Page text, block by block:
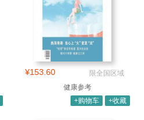
¥153.60
限全国区域
健康参考
+购物车
+收藏